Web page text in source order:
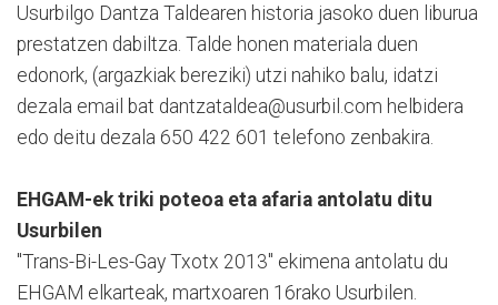
Usurbilgo Dantza Taldearen historia jasoko duen liburua
prestatzen dabiltza. Talde honen materiala duen
edonork, (argazkiak bereziki) utzi nahiko balu, idatzi
dezala email bat dantzataldea@usurbil.com helbidera
edo deitu dezala 650 422 601 telefono zenbakira.
EHGAM-ek triki poteoa eta afaria antolatu ditu
Usurbilen
"Trans-Bi-Les-Gay Txotx 2013" ekimena antolatu du
EHGAM elkarteak, martxoaren 16rako Usurbilen.